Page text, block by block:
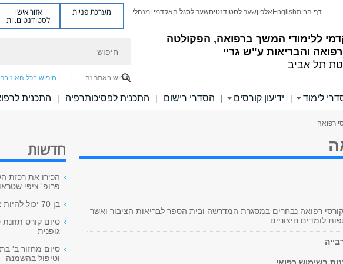
ללימודי המשך ברפואה, הפקולטה
והבריאות ע"ש גריי
תל אביב
דף הביתEnglish אלפוןשער לסטודנטיםשער לסגל האקדמי ומנהלי מערכת פניות אזור אישי
לסטודנטים.יות
חיפוש באתר זה חיפוש בכל
לימוד | ידיעון קורסים | הסדרי רישום | התכנית לפסיכותרפיה | התכנית
רפואה
רפואה נבחרים במסגרת המדרשה ובית הספר לבריאות הציבור ואשר
לומדים חיצוניים.
חדשות
פרופ' ציפי
בן 70 יכול להיות צעיר יותר מבן 55
סיום קורס
גופנית
סיום מחזור ב'
וטיפול בהשמנה